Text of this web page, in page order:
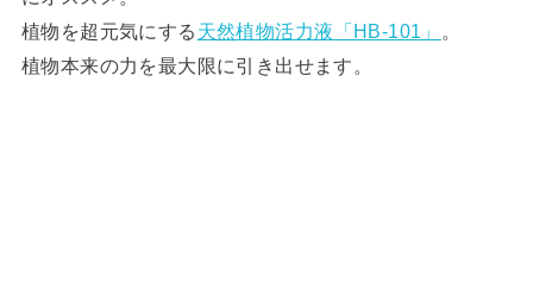
植物を超元気にする 天然植物活力液「HB-101」
。
植物本来の力を最大限に引き出せます。